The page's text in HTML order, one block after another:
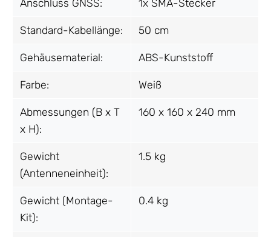
Anschluss GNSS: 1x SMA-Stecker
Standard-Kabellänge: 50 cm
Gehäusematerial: ABS-Kunststoff
Farbe: Weiß
Abmessungen (B x T
x H):
160 x 160 x 240 mm
Gewicht
(Antenneneinheit):
1.5 kg
Gewicht (Montage-
Kit):
0.4 kg